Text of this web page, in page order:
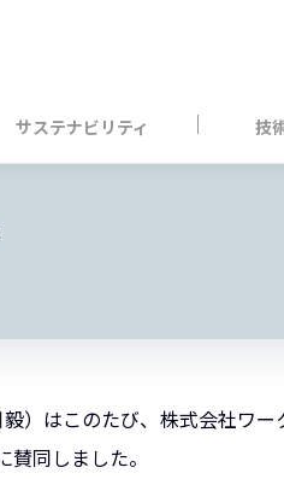
サステナビリティ 技
）はこのたび、株式会社ワ
同しました。